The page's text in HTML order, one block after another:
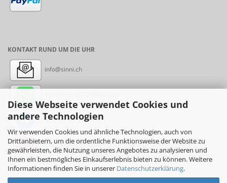
Diese Webseite verwendet Cookies und
andere Technologien
Wir verwenden Cookies und ähnliche Technologien, auch von
Drittanbietern, um die ordentliche Funktionsweise der Website zu
gewährleisten, die Nutzung unseres Angebotes zu analysieren und
Ihnen ein bestmögliches Einkaufserlebnis bieten zu können. Weitere
Informationen finden Sie in unserer Datenschutzerklärung.
KONTAKT RUND UM DIE UHR
info@sinni.ch
Messenger: sinni.ch
Instagram: sinni_ch